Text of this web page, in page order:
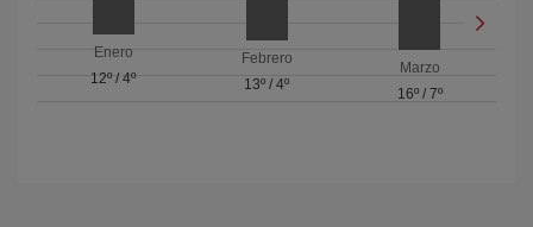
Enero
12º/4º
Febrero
13º / 4º
Marzo
16º/ 7º